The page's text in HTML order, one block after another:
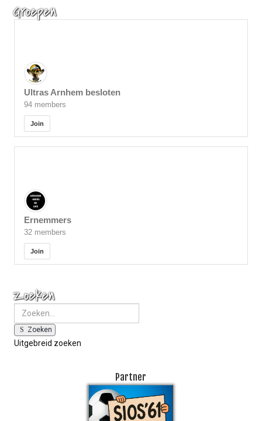
Groepen
Ultras Arnhem besloten
94 members
Join
Ernemmers
32 members
Join
Zoeken
Zoeken
Uitgebreid zoeken
Partner